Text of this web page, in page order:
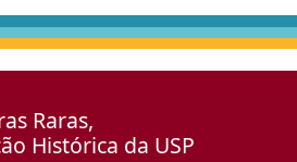
Raras,
Histórica da USP